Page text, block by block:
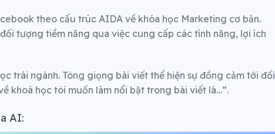
theo cấu trúc AIDA về khóa học Marketing cơ bản.
tượng tiềm năng qua việc cung cấp các tính năng, lợi ích
trái ngành. Tông giọng bài viết thể hiện sự đồng cảm tới đối
khoá học tôi muốn làm nổi bật trong bài viết là…”.
AI: